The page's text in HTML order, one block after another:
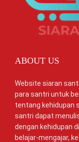
ABOUT US
Website siaran
para santri untuk
tentang kehidupan
santri dapat
dengan kehidupan
belajar-mengajar,